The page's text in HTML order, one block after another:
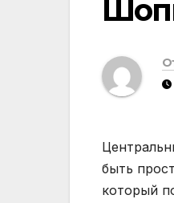
быть
который